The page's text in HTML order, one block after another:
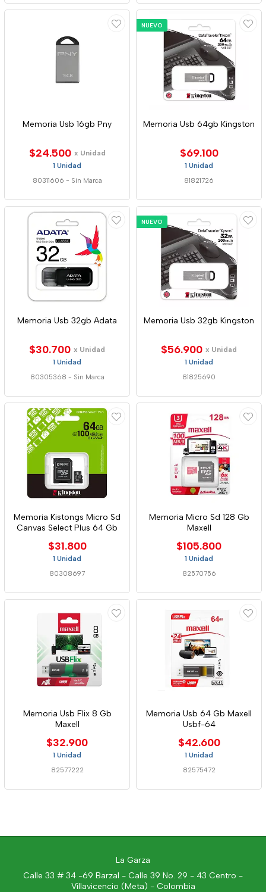
Memoria Usb 16gb Pny
$24.500 x Unidad
1 Unidad
80311606 - Sin Marca
NUEVO
Memoria Usb 64gb Kingston
$69.100
1 Unidad
81821726
Memoria Usb 32gb Adata
$30.700 x Unidad
1 Unidad
80305368 - Sin Marca
NUEVO
Memoria Usb 32gb Kingston
$56.900 x Unidad
1 Unidad
81825690
Memoria Kistongs Micro Sd
Canvas Select Plus 64 Gb
$31.800
1 Unidad
80308697
Memoria Micro Sd 128 Gb
Maxell
$105.800
1 Unidad
82570756
Memoria Usb Flix 8 Gb
Maxell
$32.900
1 Unidad
82577222
Memoria Usb 64 Gb Maxell
Usbf-64
$42.600
1 Unidad
82575472
La Garza
Calle 33 # 34 -69 Barzal - Calle 39 No. 29 - 43 Centro -
Villavicencio (Meta) - Colombia